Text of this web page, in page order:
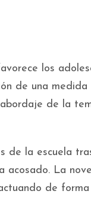
los
de una
de la
de la escuela
acosado. La
de